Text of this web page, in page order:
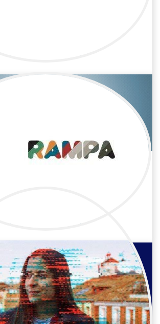
Jefa de producción
Jefa de producción